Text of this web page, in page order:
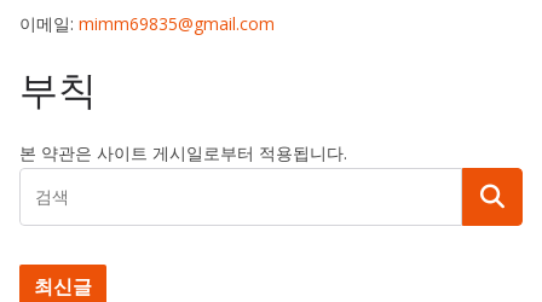
이메일: mimm69835@gmail.com
부칙
본 약관은 사이트 게시일로부터 적용됩니다.
최신글